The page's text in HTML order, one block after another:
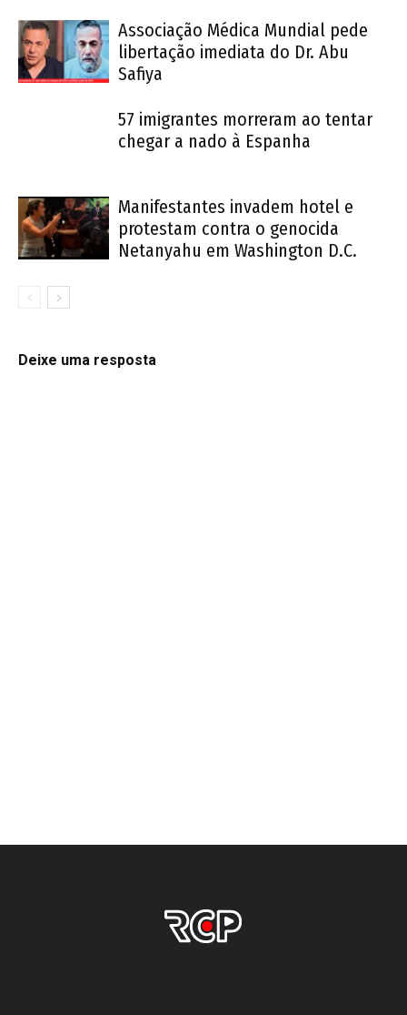
Associação Médica Mundial pede
libertação imediata do Dr. Abu
Safiya
57 imigrantes morreram ao tentar
chegar a nado à Espanha
Manifestantes invadem hotel e
protestam contra o genocida
Netanyahu em Washington D.C.
Deixe uma resposta